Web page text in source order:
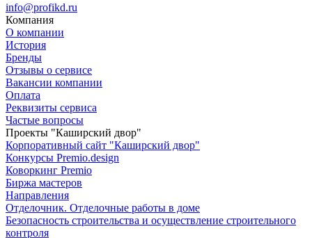
info@profikd.ru
Компания
О компании
История
Бренды
Отзывы о сервисе
Вакансии компании
Оплата
Реквизиты сервиса
Частые вопросы
Проекты "Каширский двор"
Корпоративный сайт "Каширский двор"
Конкурсы Premio.design
Коворкинг Premio
Биржа мастеров
Направления
Отделочник. Отделочные работы в доме
Безопасность строительства и осуществление строительного
контроля